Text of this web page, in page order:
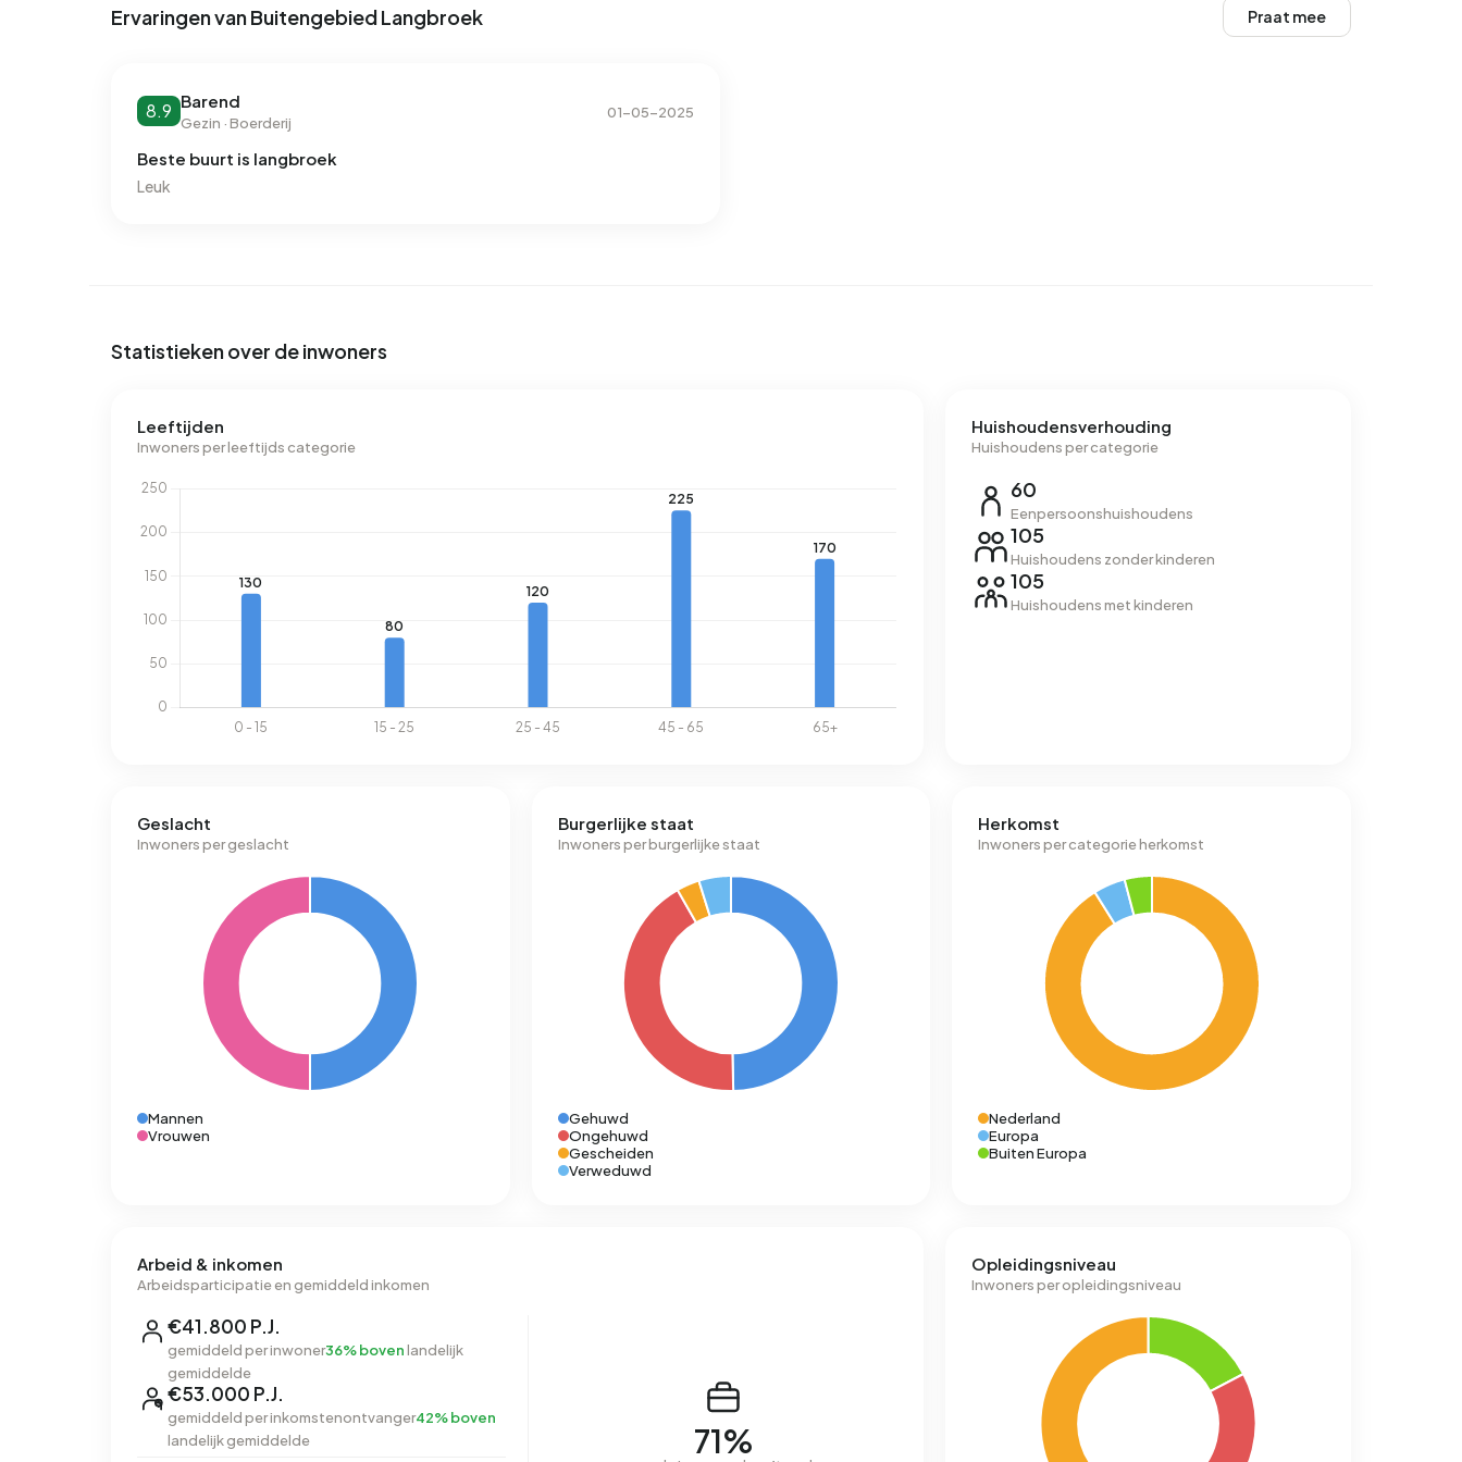
Langbroek 4.380 kWh aan elektriciteit per jaar. Dit ligt 56% boven het landelijke gemiddelde van 2.810 kWh.
Ervaringen van Buitengebied Langbroek Praat mee
8.9 Barend
Gezin · Boerderij
01-05-2025
Beste buurt is langbroek
Leuk
Statistieken over de inwoners
Leeftijden
Inwoners per leeftijds categorie
Huishoudensverhouding
Huishoudens per categorie
60
Eenpersoonshuishoudens
105
Huishoudens zonder kinderen
105
Huishoudens met kinderen
Geslacht
Inwoners per geslacht
Mannen
Vrouwen
Burgerlijke staat
Inwoners per burgerlijke staat
Gehuwd
Ongehuwd
Gescheiden
Verweduwd
Herkomst
Inwoners per categorie herkomst
Nederland
Europa
Buiten Europa
Arbeid & inkomen
Arbeidsparticipatie en gemiddeld inkomen
€41.800 P.J.
gemiddeld per inwoner36% bovenlandelijk
gemiddelde
€53.000 P.J.
gemiddeld per inkomstenontvanger42% boven
landelijk gemiddelde
71%
Opleidingsniveau
Inwoners per opleidingsniveau